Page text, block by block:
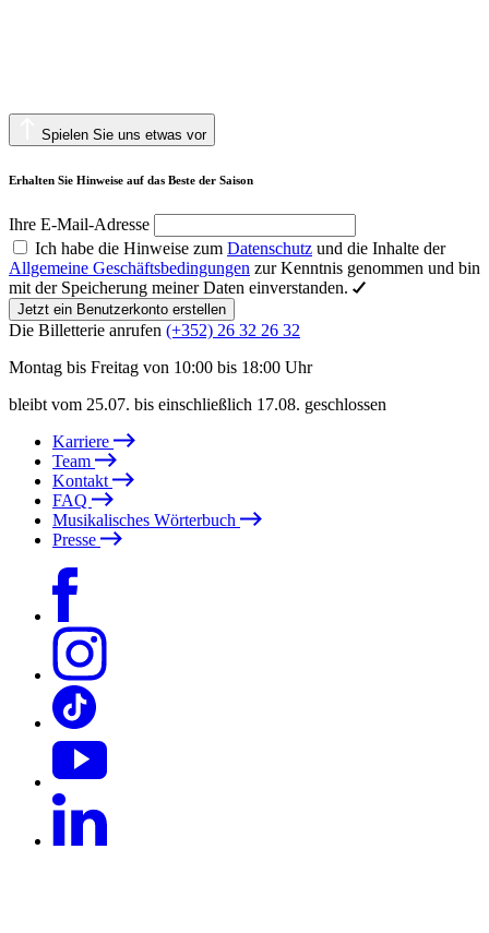
Spielen Sie uns etwas vor
Erhalten Sie Hinweise auf das Beste der Saison
Ihre E-Mail-Adresse
Ich habe die Hinweise zum Datenschutz und die Inhalte der
Allgemeine Geschäftsbedingungen zur Kenntnis genommen und bin
mit der Speicherung meiner Daten einverstanden.
Jetzt ein Benutzerkonto erstellen
Die Billetterie anrufen (+352) 26 32 26 32
Montag bis Freitag von 10:00 bis 18:00 Uhr
bleibt vom 25.07. bis einschließlich 17.08. geschlossen
Karriere
Team
Kontakt
FAQ
Musikalisches Wörterbuch
Presse